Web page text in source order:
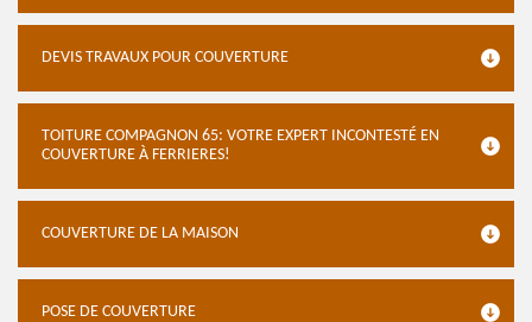
DEVIS TRAVAUX POUR COUVERTURE
TOITURE COMPAGNON 65: VOTRE EXPERT INCONTESTÉ EN
COUVERTURE À FERRIERES!
COUVERTURE DE LA MAISON
POSE DE COUVERTURE